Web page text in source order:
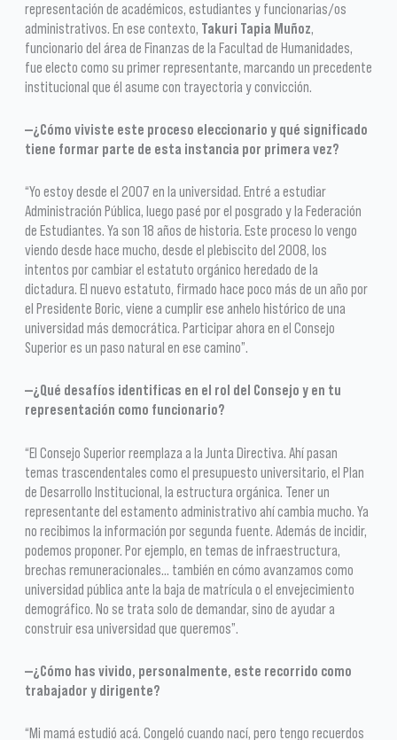
representación de académicos, estudiantes y funcionarias/os
administrativos. En ese contexto, Takuri Tapia Muñoz
funcionario del área de Finanzas de la Facultad de Humanidades,
fue electo como su primer representante, marcando un precedente
institucional que él asume con trayectoria y convicción.
—¿Cómo viviste este proceso eleccionario y qué significado
tiene formar parte de esta instancia por primera vez?
“Yo estoy desde el 2007 en la universidad. Entré a estudiar
Administración Pública, luego pasé por el posgrado y la Federación
de Estudiantes. Ya son 18 años de historia. Este proceso lo vengo
viendo desde hace mucho, desde el plebiscito del 2008, los
intentos por cambiar el estatuto orgánico heredado de la
dictadura. El nuevo estatuto, firmado hace poco más de un año por
el Presidente Boric, viene a cumplir ese anhelo histórico de una
universidad más democrática. Participar ahora en el Consejo
Superior es un paso natural en ese camino”.
—¿Qué desafíos identificas en el rol del Consejo y en tu
representación como funcionario?
“El Consejo Superior reemplaza a la Junta Directiva. Ahí pasan
temas trascendentales como el presupuesto universitario, el Plan
de Desarrollo Institucional, la estructura orgánica. Tener un
representante del estamento administrativo ahí cambia mucho. Ya
no recibimos la información por segunda fuente. Además de incidir,
podemos proponer. Por ejemplo, en temas de infraestructura,
brechas remuneracionales… también en cómo avanzamos como
universidad pública ante la baja de matrícula o el envejecimiento
demográfico. No se trata solo de demandar, sino de ayudar a
construir esa universidad que queremos”.
—¿Cómo has vivido, personalmente, este recorrido como
trabajador y dirigente?
“Mi mamá estudió acá. Congeló cuando nací, pero tengo recuerdos